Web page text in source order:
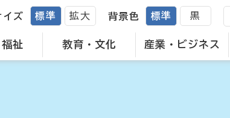
祉 教育・文化 産業・ビジネス
イズ 標準 拡大 背景色 標準 黒